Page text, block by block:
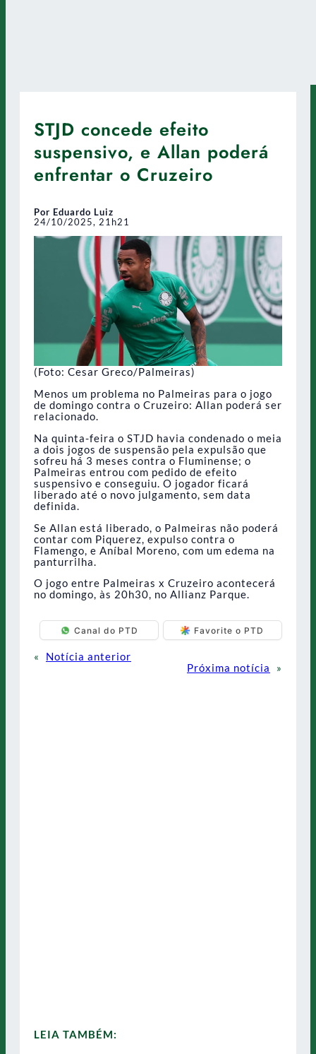
STJD concede efeito
suspensivo, e Allan poderá
enfrentar o Cruzeiro
Por Eduardo Luiz
24/10/2025, 21h21
(Foto: Cesar Greco/Palmeiras)
Menos um problema no Palmeiras para o jogo
de domingo contra o Cruzeiro: Allan poderá ser
relacionado.
Na quinta-feira o STJD havia condenado o meia
a dois jogos de suspensão pela expulsão que
sofreu há 3 meses contra o Fluminense; o
Palmeiras entrou com pedido de efeito
suspensivo e conseguiu. O jogador ficará
liberado até o novo julgamento, sem data
definida.
Se Allan está liberado, o Palmeiras não poderá
contar com Piquerez, expulso contra o
Flamengo, e Aníbal Moreno, com um edema na
panturrilha.
O jogo entre Palmeiras x Cruzeiro acontecerá
no domingo, às 20h30, no Allianz Parque.
Canal do PTD Favorite o PTD
«
Notícia anterior
Próxima notícia
»
LEIA TAMBÉM: